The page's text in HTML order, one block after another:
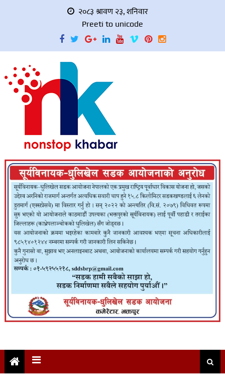
२०८३ श्रावण २३, शनिवार
Preeti to unicode